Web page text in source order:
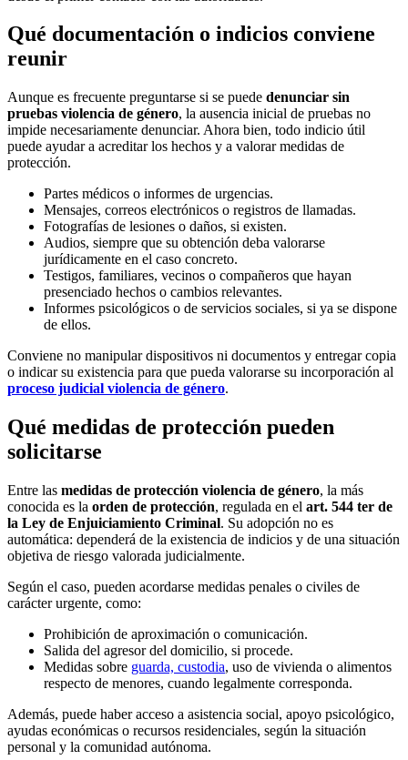
Qué documentación o indicios conviene
reunir
Aunque es frecuente preguntarse si se puede denunciar sin
pruebas violencia de género, la ausencia inicial de pruebas no
impide necesariamente denunciar. Ahora bien, todo indicio útil
puede ayudar a acreditar los hechos y a valorar medidas de
protección.
Partes médicos o informes de urgencias.
Mensajes, correos electrónicos o registros de llamadas.
Fotografías de lesiones o daños, si existen.
Audios, siempre que su obtención deba valorarse
jurídicamente en el caso concreto.
Testigos, familiares, vecinos o compañeros que hayan
presenciado hechos o cambios relevantes.
Informes psicológicos o de servicios sociales, si ya se dispone
de ellos.
Conviene no manipular dispositivos ni documentos y entregar copia
o indicar su existencia para que pueda valorarse su incorporación al
proceso judicial violencia de género.
Qué medidas de protección pueden
solicitarse
Entre las medidas de protección violencia de género, la más
conocida es la orden de protección, regulada en el art. 544 ter de
la Ley de Enjuiciamiento Criminal. Su adopción no es
automática: dependerá de la existencia de indicios y de una situación
objetiva de riesgo valorada judicialmente.
Según el caso, pueden acordarse medidas penales o civiles de
carácter urgente, como:
Prohibición de aproximación o comunicación.
Salida del agresor del domicilio, si procede.
Medidas sobre guarda, custodia, uso de vivienda o alimentos
respecto de menores, cuando legalmente corresponda.
Además, puede haber acceso a asistencia social, apoyo psicológico,
ayudas económicas o recursos residenciales, según la situación
personal y la comunidad autónoma.